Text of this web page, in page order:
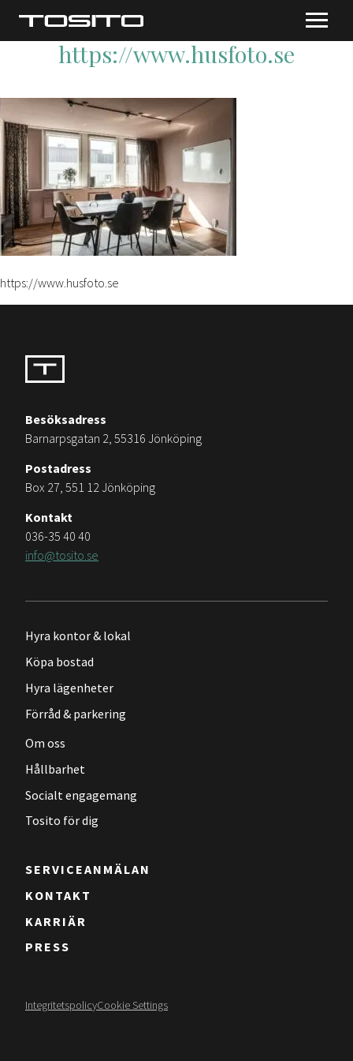
https://www.husfoto.se
https://www.husfoto.se
Besöksadress
Barnarpsgatan 2, 55316 Jönköping
Postadress
Box 27, 551 12 Jönköping
Kontakt
036-35 40 40
info@tosito.se
Hyra kontor & lokal
Köpa bostad
Hyra lägenheter
Förråd & parkering
Om oss
Hållbarhet
Socialt engagemang
Tosito för dig
SERVICEANMÄLAN
KONTAKT
KARRIÄR
PRESS
IntegritetspolicyCookie Settings